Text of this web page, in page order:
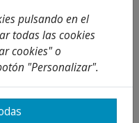
de soldadura
para evitar el
sensibles próximos a
pulsando en el
todas las cookies
cookies" o
"Personalizar".